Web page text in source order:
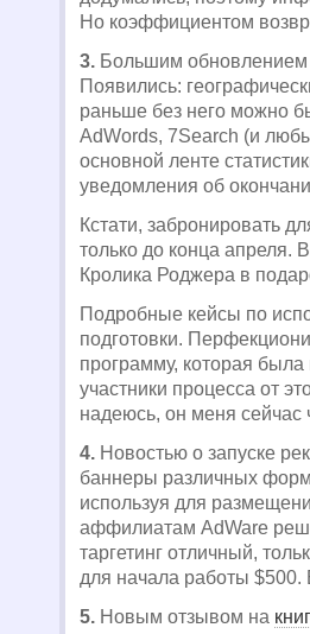
Но коэффициентом
3. Большим
Появились:
раньше без него можно
AdWords, 7Search (и
основной ленте
уведомления об
Кстати, забронировать
только до конца апреля.
Кролика Роджера в
Подробные кейсы по
подготовки.
программу, которая
участники процесса от
надеюсь, он меня сейчас
4. Новостью о запуске
баннеры различных
используя для
аффилиатам AdWare
таргетинг отличный,
для начала работы
5. Новым отзывом на